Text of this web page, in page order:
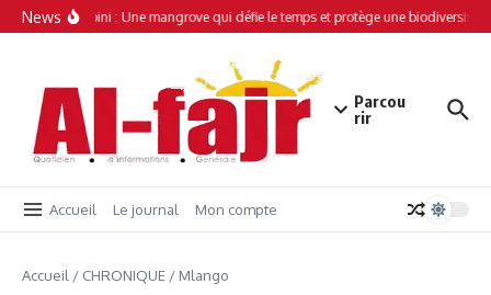
Aller au contenu
News
Simamboini : Une mangrove qui défie le temps et protège une biodiversité
Parcou
rir
Accueil Le journal Mon compte
Accueil / CHRONIQUE / Mlango